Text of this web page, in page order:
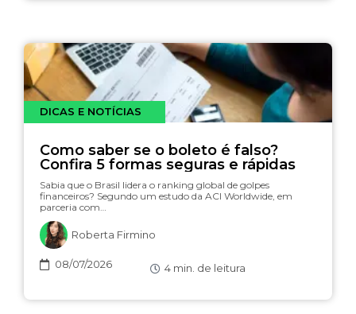
DICAS E NOTÍCIAS
Como saber se o boleto é falso?
Confira 5 formas seguras e rápidas
Sabia que o Brasil lidera o ranking global de golpes
financeiros? Segundo um estudo da ACI Worldwide, em
parceria com…
Roberta Firmino
08/07/2026 4 min. de leitura